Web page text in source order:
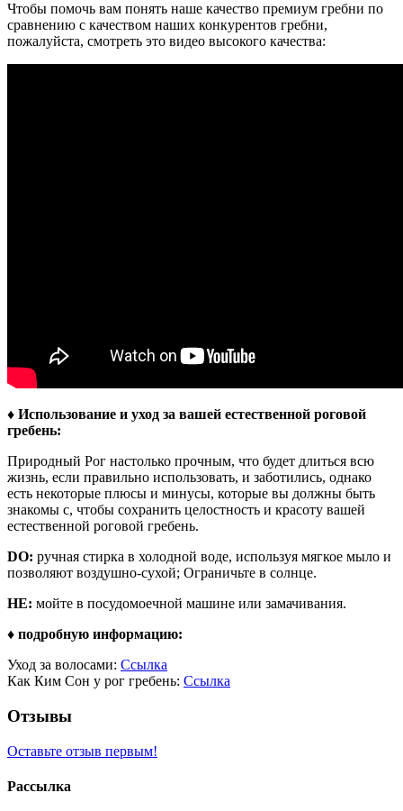
Чтобы помочь вам понять наше качество премиум гребни по
сравнению с качеством наших конкурентов гребни,
пожалуйста, смотреть это видео высокого качества:
♦ Использование и уход за вашей естественной роговой
гребень:
Природный Рог настолько прочным, что будет длиться всю
жизнь, если правильно использовать, и заботились, однако
есть некоторые плюсы и минусы, которые вы должны быть
знакомы с, чтобы сохранить целостность и красоту вашей
естественной роговой гребень.
DO: ручная стирка в холодной воде, используя мягкое мыло и
позволяют воздушно-сухой; Ограничьте в солнце.
НЕ: мойте в посудомоечной машине или замачивания.
♦ подробную информацию:
Уход за волосами: Ссылка
Как Ким Сон у рог гребень: Ссылка
Отзывы
Оставьте отзыв первым!
Рассылка